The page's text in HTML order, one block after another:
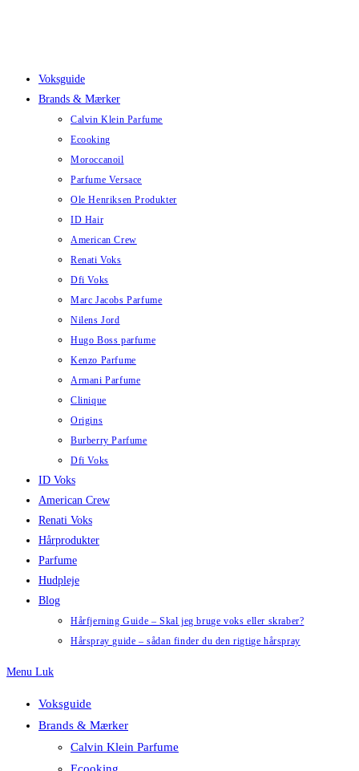
Voksguide
Brands & Mærker
Calvin Klein Parfume
Ecooking
Moroccanoil
Parfume Versace
Ole Henriksen Produkter
ID Hair
American Crew
Renati Voks
Dfi Voks
Marc Jacobs Parfume
Nilens Jord
Hugo Boss parfume
Kenzo Parfume
Armani Parfume
Clinique
Origins
Burberry Parfume
Dfi Voks
ID Voks
American Crew
Renati Voks
Hårprodukter
Parfume
Hudpleje
Blog
Hårfjerning Guide – Skal jeg bruge voks eller skraber?
Hårspray guide – sådan finder du den rigtige hårspray
Menu Luk
Voksguide
Brands & Mærker
Calvin Klein Parfume